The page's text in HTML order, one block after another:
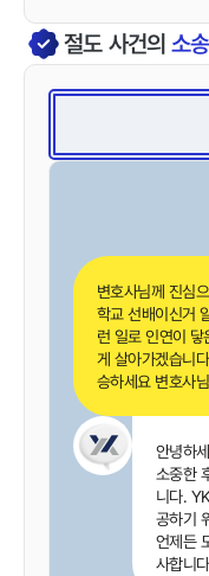
절도사건의소
변호사님께 진심
학교 선배이신거
런 일로 인연이
게 살아가겠습니
승하세요 변호사님
안녕하
소중한
니다.
공하기
언제든
사합니